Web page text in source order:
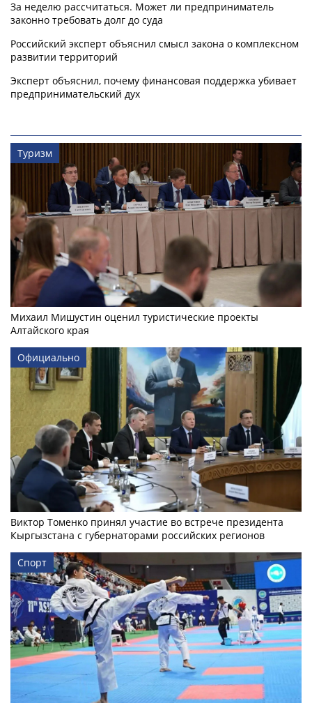
За неделю рассчитаться. Может ли предприниматель
законно требовать долг до суда
Российский эксперт объяснил смысл закона о комплексном
развитии территорий
Эксперт объяснил, почему финансовая поддержка убивает
предпринимательский дух
Туризм
Михаил Мишустин оценил туристические проекты
Алтайского края
Официально
Виктор Томенко принял участие во встрече президента
Кыргызстана с губернаторами российских регионов
Спорт